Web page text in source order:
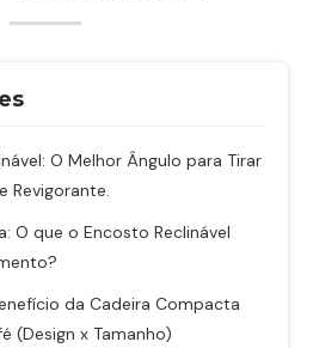
O Melhor Ângulo para Tirar
Revigorante.
O que o Encosto Reclinável
da Cadeira Compacta
(Design x Tamanho)